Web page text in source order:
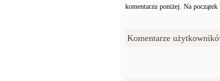
komentarzu poniżej. Na
Komentarze